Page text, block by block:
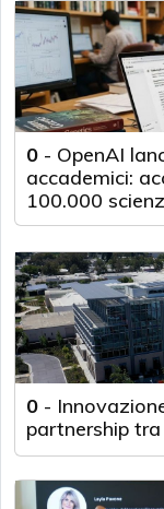
0 - OpenAI
accademici:
100.000
0 -
partnership